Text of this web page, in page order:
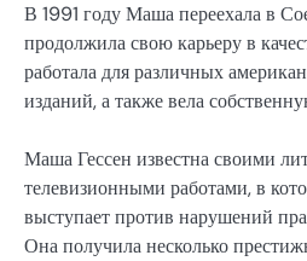
В 1991 году Маша переехала в
продолжила свою карьеру в
работала для различных
изданий, а также вела
Маша Гессен известна своими
телевизионными работами, в
выступает против нарушений
Она получила несколько